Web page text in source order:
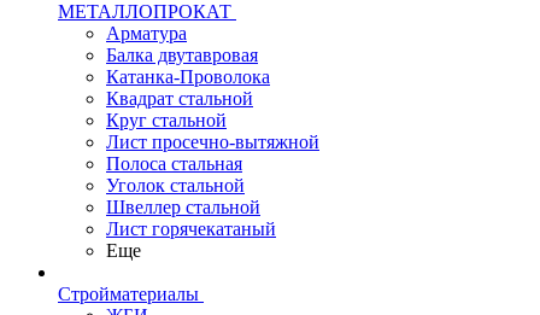
МЕТАЛЛОПРОКАТ
Арматура
Балка двутавровая
Катанка-Проволока
Квадрат стальной
Круг стальной
Лист просечно-вытяжной
Полоса стальная
Уголок стальной
Швеллер стальной
Лист горячекатаный
Еще
Стройматериалы